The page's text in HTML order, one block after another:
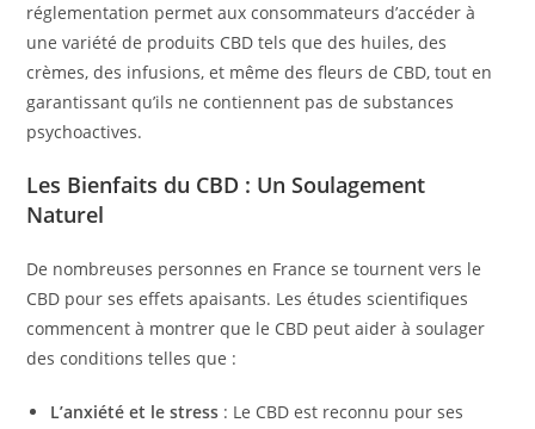
réglementation permet aux consommateurs d’accéder à
une variété de produits CBD tels que des huiles, des
crèmes, des infusions, et même des fleurs de CBD, tout en
garantissant qu’ils ne contiennent pas de substances
psychoactives.
Les Bienfaits du CBD : Un Soulagement
Naturel
De nombreuses personnes en France se tournent vers le
CBD pour ses effets apaisants. Les études scientifiques
commencent à montrer que le CBD peut aider à soulager
des conditions telles que :
L’anxiété et le stress : Le CBD est reconnu pour ses